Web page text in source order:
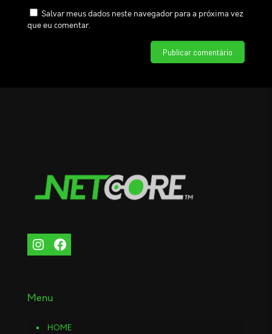
Salvar meus dados neste navegador para a próxima vez
que eu comentar.
Menu
HOME